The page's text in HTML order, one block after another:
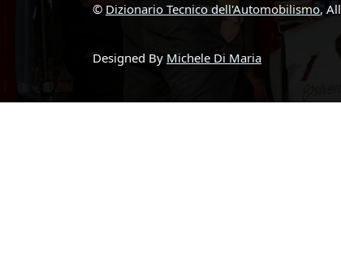
© Dizionario Tecnico dell'Automobilismo,
Designed By Michele Di Maria